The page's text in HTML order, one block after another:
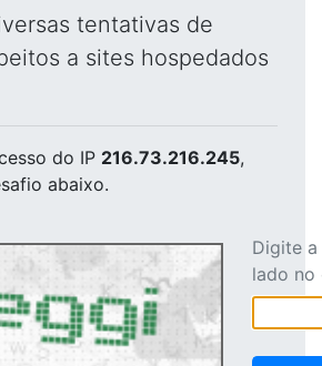
tentativas de
a sites hospedados
do IP 216.73.216.245,
abaixo.
Digite
lado no